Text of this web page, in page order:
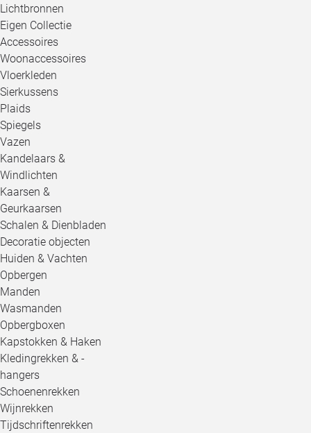
Lichtbronnen
Eigen Collectie
Accessoires
Woonaccessoires
Vloerkleden
Sierkussens
Plaids
Spiegels
Vazen
Kandelaars &
Windlichten
Kaarsen &
Geurkaarsen
Schalen & Dienbladen
Decoratie objecten
Huiden & Vachten
Opbergen
Manden
Wasmanden
Opbergboxen
Kapstokken & Haken
Kledingrekken & -
hangers
Schoenenrekken
Wijnrekken
Tijdschriftenrekken